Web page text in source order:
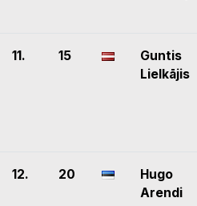
11. 15
Guntis
Lielkājis
12. 20
Hugo
Arendi